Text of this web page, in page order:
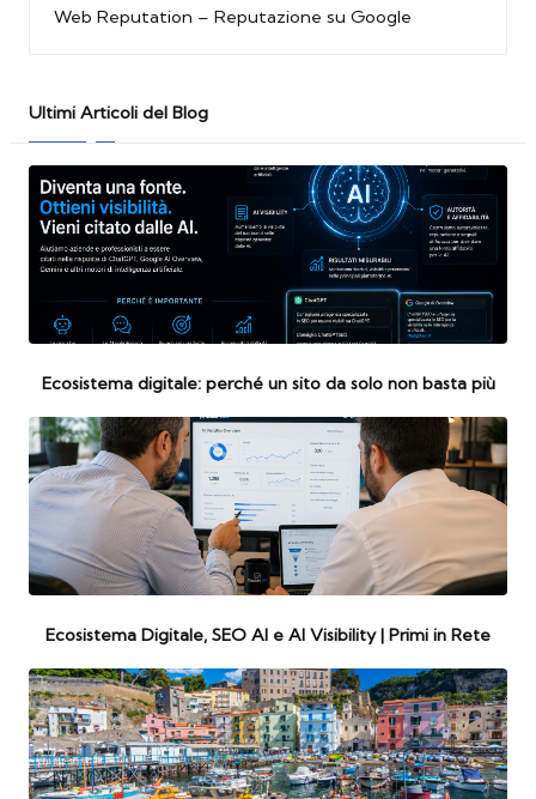
Web Reputation – Reputazione su Google
Ultimi Articoli del Blog
Ecosistema digitale: perché un sito da solo non basta più
Ecosistema Digitale, SEO AI e AI Visibility | Primi in Rete